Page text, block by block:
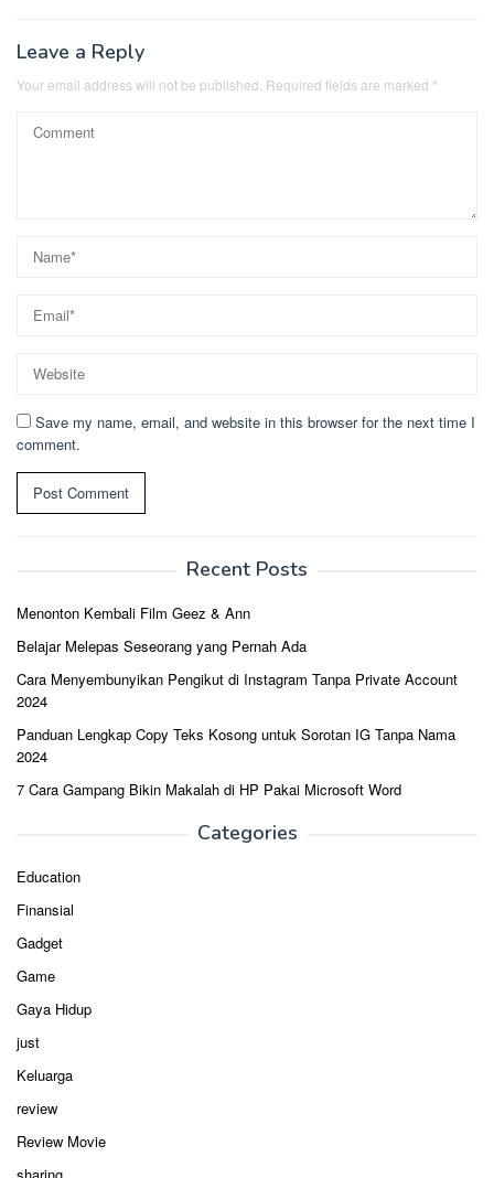
Leave a Reply
Your email address will not be published. Required fields are marked *
Save my name, email, and website in this browser for the next time I
comment.
Recent Posts
Menonton Kembali Film Geez & Ann
Belajar Melepas Seseorang yang Pernah Ada
Cara Menyembunyikan Pengikut di Instagram Tanpa Private Account
2024
Panduan Lengkap Copy Teks Kosong untuk Sorotan IG Tanpa Nama
2024
7 Cara Gampang Bikin Makalah di HP Pakai Microsoft Word
Categories
Education
Finansial
Gadget
Game
Gaya Hidup
just
Keluarga
review
Review Movie